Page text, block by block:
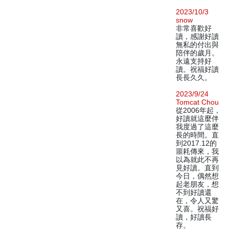
2023/10/3
snow
非常喜歡好
讀，感謝好讀
無私的付出與
陪伴的歲月。
永遠支持好
讀。祝福好讀
長長久久。
2023/9/24
Tomcat Chou
從2006年起，
好讀就這麼伴
我度過了這麼
長的時間。直
到2017.12的
噩耗傳來，我
以為就此不再
見好讀。直到
今日，偶然想
起老朋友，想
不到好讀還
在，令人又驚
又喜。祝福好
讀，好讀長
存。